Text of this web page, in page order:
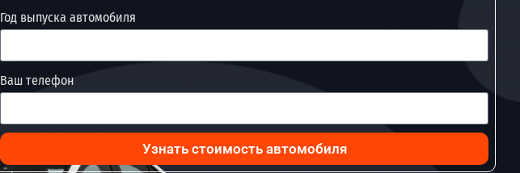
Год выпуска автомобиля
Ваш телефон
Узнать стоимость автомобиля